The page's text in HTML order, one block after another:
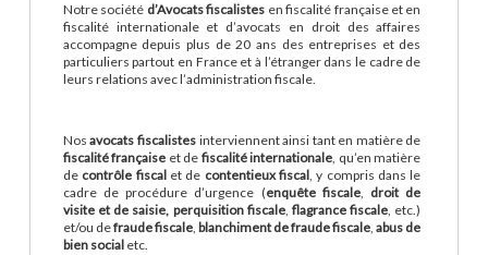
Notre société d’Avocats fiscalistes en fiscalité française et en
fiscalité internationale et d’avocats en droit des affaires
accompagne depuis plus de 20 ans des entreprises et des
particuliers partout en France et à l’étranger dans le cadre de
leurs relations avec l’administration fiscale.
Nosavocats fiscalistesinterviennent ainsi tant en matière de
fiscalité française et de fiscalité internationale, qu’en matière
de contrôle fiscalet de contentieux fiscal, y compris dans le
cadre de procédure d’urgence (enquête fiscale, droit de
visite et de saisie, perquisition fiscale,flagrance fiscale, etc.)
et/ou defraude fiscale, blanchiment de fraude fiscale,abus de
bien socialetc.